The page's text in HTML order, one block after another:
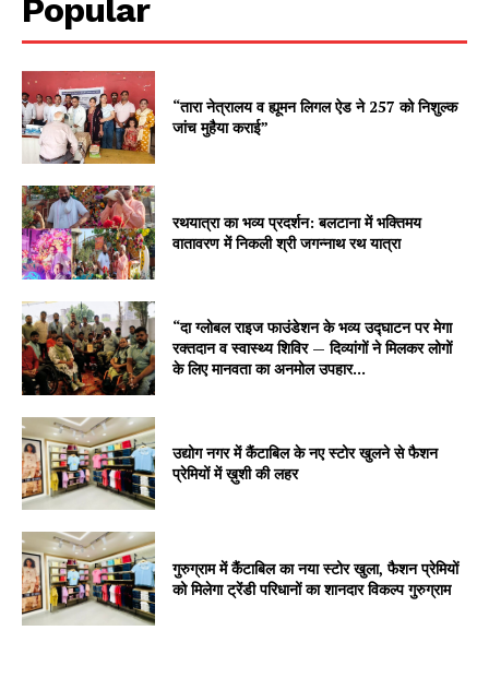
Popular
“तारा नेत्रालय व ह्यूमन लिगल ऐड ने 257 को निशुल्क
जांच मुहैया कराई”
रथयात्रा का भव्य प्रदर्शन: बलटाना में भक्तिमय
वातावरण में निकली श्री जगन्नाथ रथ यात्रा
“दा ग्लोबल राइज फाउंडेशन के भव्य उद्घाटन पर मेगा
रक्तदान व स्वास्थ्य शिविर — दिव्यांगों ने मिलकर लोगों
के लिए मानवता का अनमोल उपहार...
उद्योग नगर में कैंटाबिल के नए स्टोर खुलने से फैशन
प्रेमियों में ख़ुशी की लहर
गुरुग्राम में कैंटाबिल का नया स्टोर खुला, फैशन प्रेमियों
को मिलेगा ट्रेंडी परिधानों का शानदार विकल्प गुरुग्राम